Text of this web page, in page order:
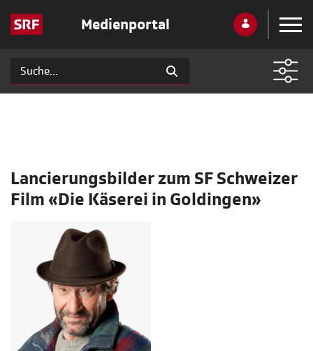
Medienportal
Lancierungsbilder zum SF Schweizer
Film «Die Käserei in Goldingen»